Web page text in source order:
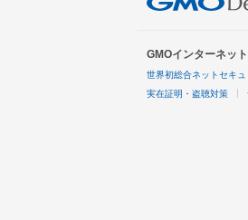
GMOインターネッ
世界初総合ネットセキ
実在証明・盗聴対策